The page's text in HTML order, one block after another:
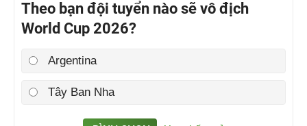
Theo bạn đội tuyển nào sẽ vô địch
World Cup 2026?
Argentina
Tây Ban Nha